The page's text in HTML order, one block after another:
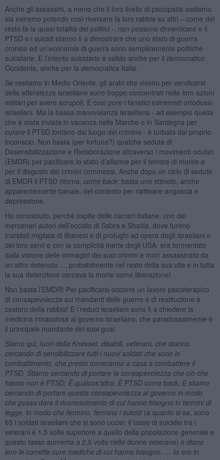
Anche gli assassini, a meno che il loro livello di psicopatia-sadismo
sia estremo potendo così riversare la loro rabbia su altri – come del
resto fa la quasi totalità dei politici -, non possono dimenticare e il
PTSD e i suicidi stanno lì a dimostrare che uno stato di guerra
cronico ed un’economia di guerra sono semplicemente politiche
suicidarie. E l’intento suicidario è valido anche per il democratico
Occidente, anche per la democratica Italia.
Se restiamo in Medio Oriente, gli arabi che vivono per vendicarsi
delle efferatezze israeliane sono troppo concentrati nelle loro azioni
militari per avere scrupoli. E così pure i fanatici estremisti ortodossi
israeliani. Ma la bassa manovalanza israeliana - ad esempio quella
che è stata inviata in vacanza nelle Marche o in Sardegna per
curare il PTSD lontano dal luogo del crimine - è turbata dal proprio
inconscio. Non basta (per fortuna?) qualche seduta di
Desensibilizzazione e Rielaborazione attraverso i movimenti oculari
(EMDR) per pacificare lo stato d’allarme per il terrore di morire e
per il disgusto dei crimini commessi. Anche dopo un ciclo di sedute
di EMDR il PTSD ritorna, come back: basta uno stimolo, anche
apparentemente banale, del contesto per riattivare angoscia e
depressione.
Ho conosciuto, perché ospite delle carceri italiane, uno dei
mercenari autori dell’eccidio di Sabra e Shatila, dove furono
trucidati migliaia di libanesi e di profughi ad opera degli israeliani e
dei loro servi e con la complicità inerte degli USA: era tormentato
dalla visione delle immagini dei suoi crimini e morì assassinato da
un altro detenuto … probabilmente nel resto della sua vita e in tutta
la sua detenzione cercava la morte come liberazione!
Non basta l’EMDR! Per pacificarsi occorre un lavoro psicoterapico
di consapevolezza sui mandanti delle guerre e di restituzione a
costoro della rabbia! E i reduci israeliani sono lì a chiedere la
medicina miracolosa al governo israeliano, che paradossalmente è
il principale mandante dei suoi guai:
Siamo qui, fuori della Knesset, disabili, veterani, che stanno
cercando di sensibilizzare tutti i nuovi soldati che sono in
combattimento, che presto torneranno a casa a combattere il
PTSD. Stiamo cercando di portare la consapevolezza che ciò che
hanno non è PTSD. È qualcos’altro. È PTSD come back. E stiamo
cercando di portare questa consapevolezza al governo in modo
che possa dare il riconoscimento di cui hanno bisogno in termini di
legge, in modo che fermino, fermino i suicidi(a quanto si sa, sono
65 i soldati israeliani che si sono uccisi; il tasso di suicidio tra i
veterani è 1,5 volte superiore a quello della popolazione generale e
questo tasso aumenta a 2,5 volte nelle donne veterane) e diano
loro le corrette cure mediche di cui hanno bisogno. … Io ero in